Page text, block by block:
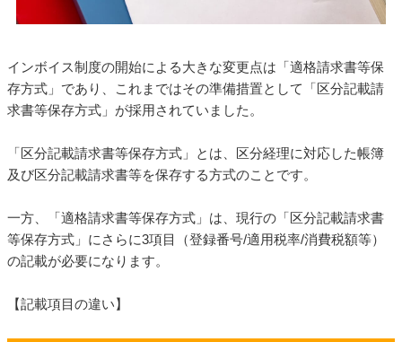
インボイス制度の開始による大きな変更点は「適格請求書等保
存方式」であり、これまではその準備措置として「区分記載請
求書等保存方式」が採用されていました。
「区分記載請求書等保存方式」とは、区分経理に対応した帳簿
及び区分記載請求書等を保存する方式のことです。
一方、「適格請求書等保存方式」は、現行の「区分記載請求書
等保存方式」にさらに3項目（登録番号/適用税率/消費税額等）
の記載が必要になります。
【記載項目の違い】